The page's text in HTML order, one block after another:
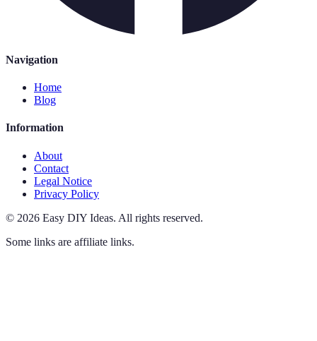
Navigation
Home
Blog
Information
About
Contact
Legal Notice
Privacy Policy
© 2026 Easy DIY Ideas. All rights reserved.
Some links are affiliate links.